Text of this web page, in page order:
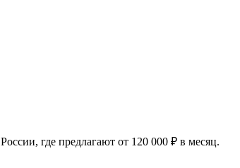
где предлагают от 120 000 ₽ в месяц.